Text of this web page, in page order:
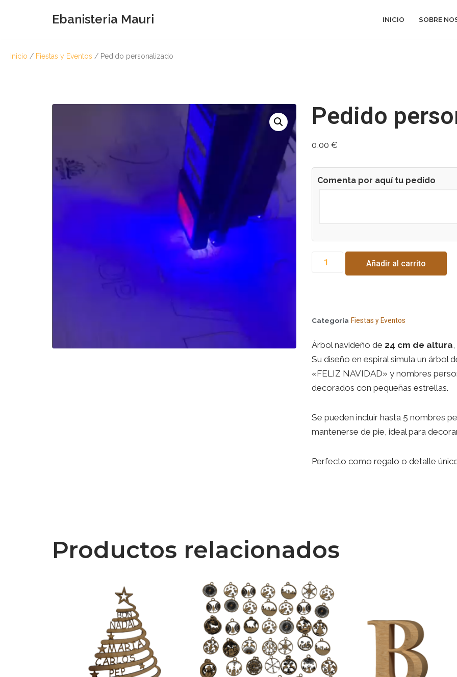
contenido
Ebanisteria Mauri INICIO SOBRE
Inicio / Fiestas y Eventos / Pedido personalizado
Pedido
0,00 €
Comenta por aquí tu pedido
Añadir al carrito
Categoría Fiestas y Eventos
Árbol navideño de 24 cm de altura
Su diseño en espiral simula un árbol
«FELIZ NAVIDAD» y nombres
decorados con pequeñas estrellas.
Se pueden incluir hasta 5 nombres
mantenerse de pie, ideal para
Perfecto como regalo o detalle
Productos relacionados